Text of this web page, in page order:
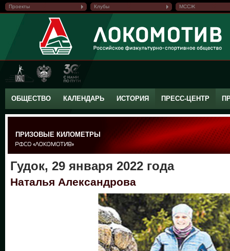
Проекты Клубы МССЖ
ОБЩЕСТВО КАЛЕНДАРЬ ИСТОРИЯ ПРЕСС-ЦЕНТР
ПРИЗОВЫЕ КИЛОМЕТРЫ
Гудок, 29 января 2022 года
Наталья Александрова